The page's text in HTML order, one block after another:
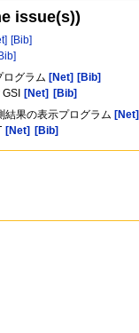
issue(s))
[Bib]
ログラム [Net] [Bib]
[Net]
[Bib]
結果の表示プログラム [Net]
[Net] [Bib]